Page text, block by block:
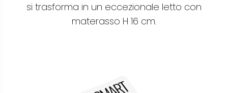
si trasforma in un eccezionale letto con
materasso H 16 cm.